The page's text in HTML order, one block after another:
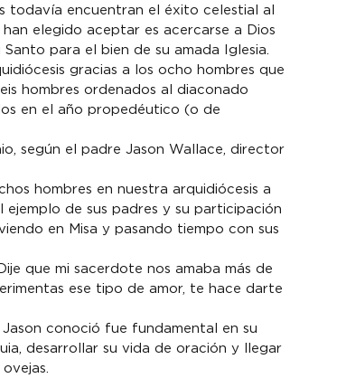
todavía encuentran el éxito celestial al
elegido aceptar es acercarse a Dios
para el bien de su amada Iglesia.
gracias a los ocho hombres que
hombres ordenados al diaconado
en el año propedéutico (o de
según el padre Jason Wallace, director
hombres en nuestra arquidiócesis a
ejemplo de sus padres y su participación
en Misa y pasando tiempo con sus
que mi sacerdote nos amaba más de
ese tipo de amor, te hace darte
conoció fue fundamental en su
desarrollar su vida de oración y llegar